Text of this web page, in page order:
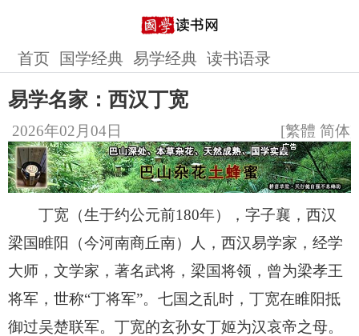
首页 国学经典 易学经典 读书语录
易学名家：西汉丁宽
2026年02月04日 [繁體 简体
丁宽（生于约公元前180年），字子襄，西汉
梁国睢阳（今河南商丘南）人，西汉易学家，经学
大师，文学家，著名武将，梁国将领，曾为梁孝王
将军，世称“丁将军”。七国之乱时，丁宽在睢阳抵
御过吴楚联军。丁宽的玄孙女丁姬为汉哀帝之母。